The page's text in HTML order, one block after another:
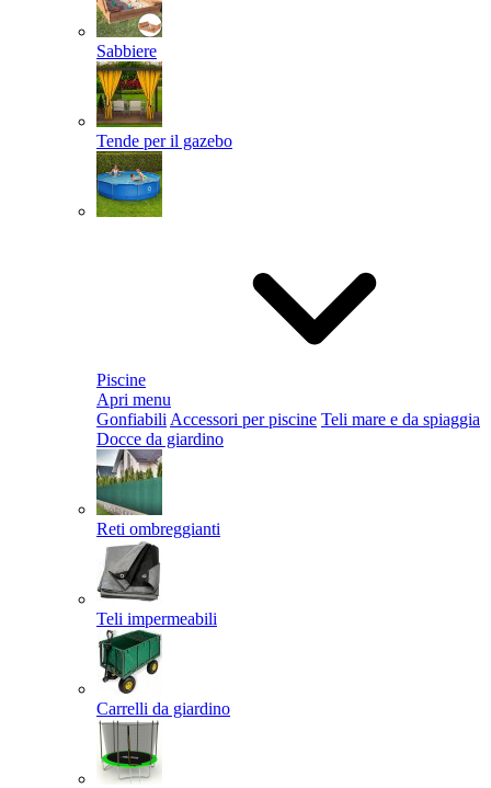
Sabbiere
Tende per il gazebo
Piscine
Apri menu
Gonfiabili Accessori per piscine Teli mare e da spiaggia
Docce da giardino
Reti ombreggianti
Teli impermeabili
Carrelli da giardino